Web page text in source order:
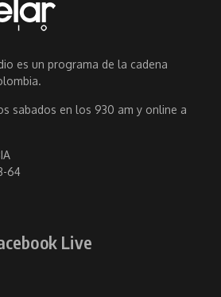
es un programa de la cadena
sabados en los 930 am y online a
64
Live